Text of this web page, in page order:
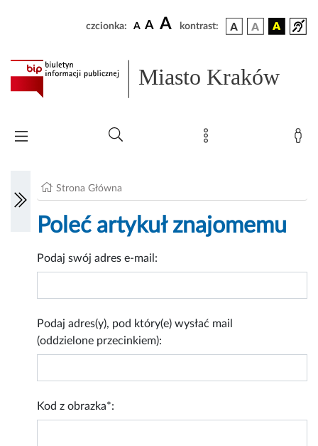
czcionka: A A A kontrast:
Miasto Kraków
Strona Główna
Poleć artykuł znajomemu
Podaj swój adres e-mail:
Podaj adres(y), pod który(e) wysłać mail
(oddzielone przecinkiem):
Kod z obrazka*: